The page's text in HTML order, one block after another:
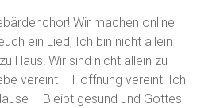
Wir machen online
ein Lied; Ich bin nicht allein
Haus! Wir sind nicht allein zu
vereint – Hoffnung vereint: Ich
– Bleibt gesund und Gottes